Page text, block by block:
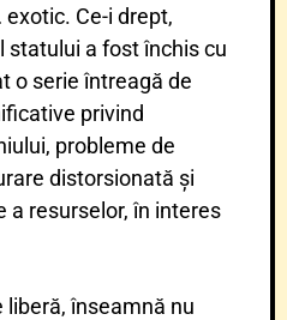
Ce-i drept,
statului a fost închis cu
o serie întreagă de
privind
probleme de
distorsionată și
a resurselor, în interes
liberă, înseamnă nu